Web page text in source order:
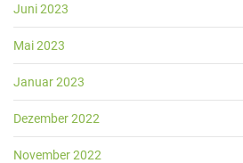
Juni 2023
Mai 2023
Januar 2023
Dezember 2022
November 2022